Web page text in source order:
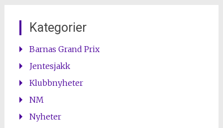
Kategorier
Barnas Grand Prix
Jentesjakk
Klubbnyheter
NM
Nyheter